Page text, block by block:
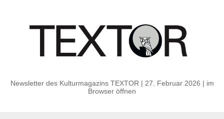
Newsletter des Kulturmagazins TEXTOR | 27. Februar 2026 | im
Browser öffnen